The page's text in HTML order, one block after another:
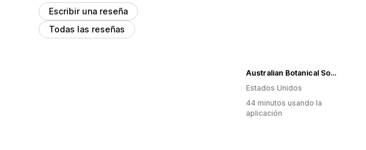
Escribir una reseña
Todas las reseñas
Australian Botanical Soap US
Estados Unidos
44 minutos usando la
aplicación